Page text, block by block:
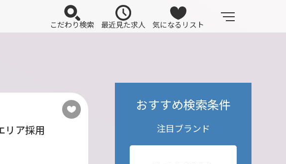
こだわり検索 最近見た求人 気になるリスト
リア採用
おすすめ検索条件
注目ブランド